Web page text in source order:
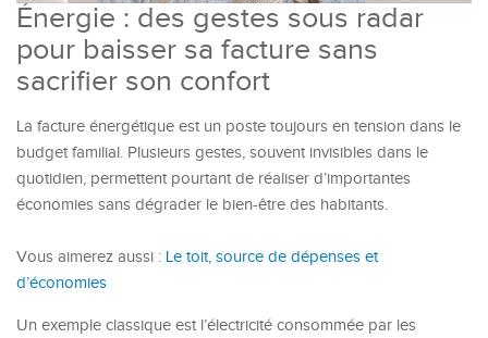
Énergie : des gestes sous radar
pour baisser sa facture sans
sacrifier son confort
La facture énergétique est un poste toujours en tension dans le
budget familial. Plusieurs gestes, souvent invisibles dans le
quotidien, permettent pourtant de réaliser d’importantes
économies sans dégrader le bien-être des habitants.
Vous aimerez aussi : Le toit, source de dépenses et
d’économies
Un exemple classique est l’électricité consommée par les